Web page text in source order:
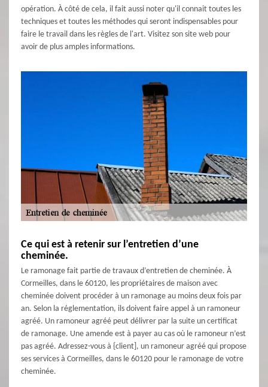
opération. À côté de cela, il fait aussi noter qu'il connait toutes les
techniques et toutes les méthodes qui seront indispensables pour
faire le travail dans les règles de l'art. Visitez son site web pour
avoir de plus amples informations.
Ce qui est à retenir sur l’entretien d’une
cheminée.
Le ramonage fait partie de travaux d’entretien de cheminée. À
Cormeilles, dans le 60120, les propriétaires de maison avec
cheminée doivent procéder à un ramonage au moins deux fois par
an. Selon la réglementation, ils doivent faire appel à un ramoneur
agréé. Un ramoneur agréé peut délivrer par la suite un certificat
de ramonage. Une amende est à payer au cas où le ramoneur n’est
pas agréé. Adressez-vous à {client], un ramoneur agréé qui propose
ses services à Cormeilles, dans le 60120 pour le ramonage de votre
cheminée.